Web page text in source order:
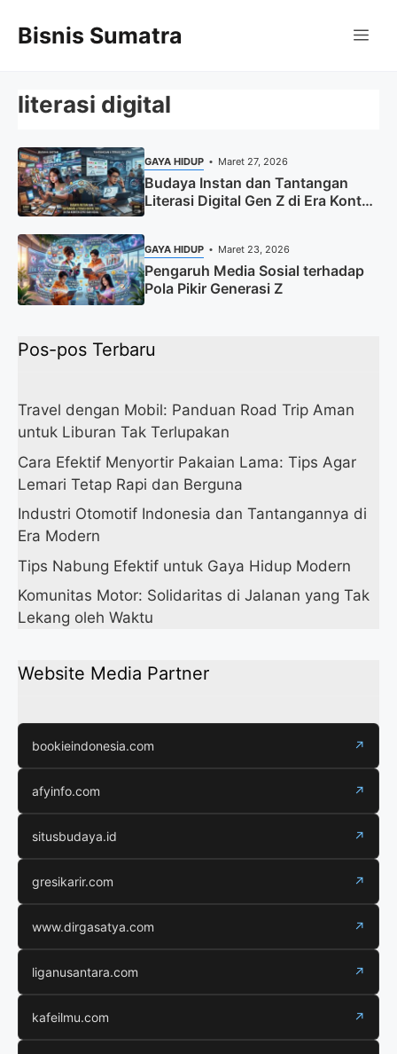
Bisnis Sumatra
literasi digital
GAYA HIDUP Maret 27, 2026
Budaya Instan dan Tantangan
Literasi Digital Gen Z di Era Konten
Cepat dan Visual
GAYA HIDUP Maret 23, 2026
Pengaruh Media Sosial terhadap
Pola Pikir Generasi Z
Pos-pos Terbaru
Travel dengan Mobil: Panduan Road Trip Aman
untuk Liburan Tak Terlupakan
Cara Efektif Menyortir Pakaian Lama: Tips Agar
Lemari Tetap Rapi dan Berguna
Industri Otomotif Indonesia dan Tantangannya di
Era Modern
Tips Nabung Efektif untuk Gaya Hidup Modern
Komunitas Motor: Solidaritas di Jalanan yang Tak
Lekang oleh Waktu
Website Media Partner
bookieindonesia.com ↗
afyinfo.com ↗
situsbudaya.id ↗
gresikarir.com ↗
www.dirgasatya.com ↗
liganusantara.com ↗
kafeilmu.com ↗